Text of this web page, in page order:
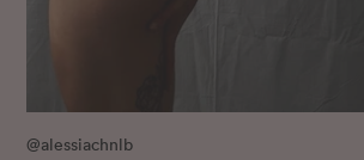
@alessiachnlb